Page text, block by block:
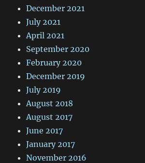
December 2021
July 2021
April 2021
September 2020
February 2020
December 2019
July 2019
August 2018
August 2017
June 2017
January 2017
November 2016